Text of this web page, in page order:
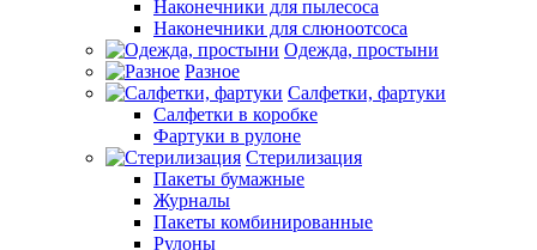
Наконечники для пылесоса
Наконечники для слюноотсоса
Одежда, простыни
Разное
Салфетки, фартуки
Салфетки в коробке
Фартуки в рулоне
Стерилизация
Пакеты бумажные
Журналы
Пакеты комбинированные
Рулоны